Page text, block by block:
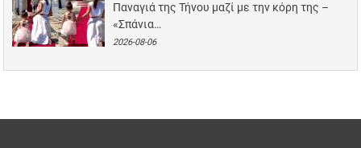
Παναγιά της Τήνου μαζί με την κόρη της –
«Σπάνια…
2026-08-06